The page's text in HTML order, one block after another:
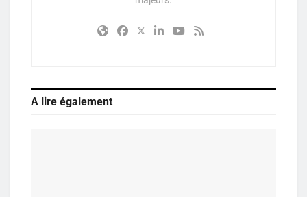
A lire également